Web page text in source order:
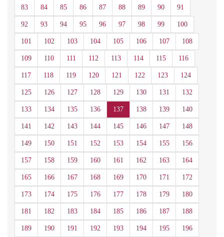
83 84 85 86 87 88 89 90 91
92 93 94 95 96 97 98 99 100
101 102 103 104 105 106 107 108
109 110 111 112 113 114 115 116
117 118 119 120 121 122 123 124
125 126 127 128 129 130 131 132
133 134 135 136 137 138 139 140
141 142 143 144 145 146 147 148
149 150 151 152 153 154 155 156
157 158 159 160 161 162 163 164
165 166 167 168 169 170 171 172
173 174 175 176 177 178 179 180
181 182 183 184 185 186 187 188
189 190 191 192 193 194 195 196